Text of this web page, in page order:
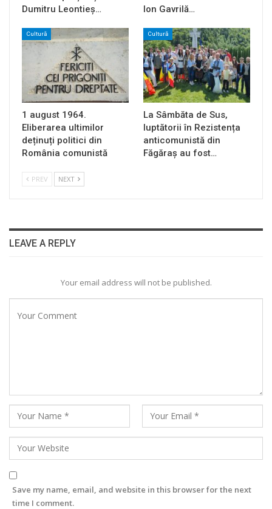
Dumitru Leontieș…
Ion Gavrilă…
Cultură
1 august 1964.
Eliberarea ultimilor
deținuți politici din
România comunistă
Cultură
La Sâmbăta de Sus,
luptătorii în Rezistența
anticomunistă din
Făgăraș au fost…
PREV NEXT
LEAVE A REPLY
Your email address will not be published.
Save my name, email, and website in this browser for the next
time I comment.